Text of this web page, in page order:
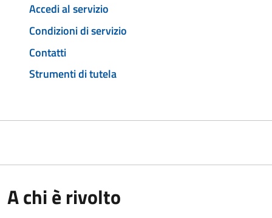
Accedi al servizio
Condizioni di servizio
Contatti
Strumenti di tutela
A chi è rivolto